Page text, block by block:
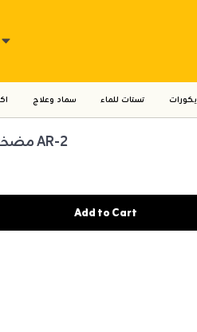
سماد وعلاج تستات للماء
مضخة هواء لحوض السمك AR-2
Add to Cart